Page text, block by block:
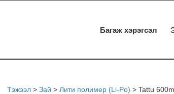
Багаж хэрэгсэл
Тэжээл> Зай > Лити полимер (Li-Po) > Tattu